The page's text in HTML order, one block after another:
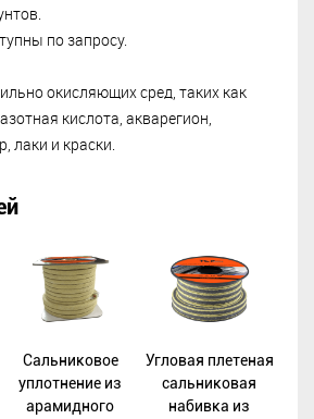
по запросу.
окисляющих сред, таких как
кислота, акварегион,
лаки и краски.
Сальниковое
уплотнение из
арамидного
Угловая плетеная
сальниковая
набивка из